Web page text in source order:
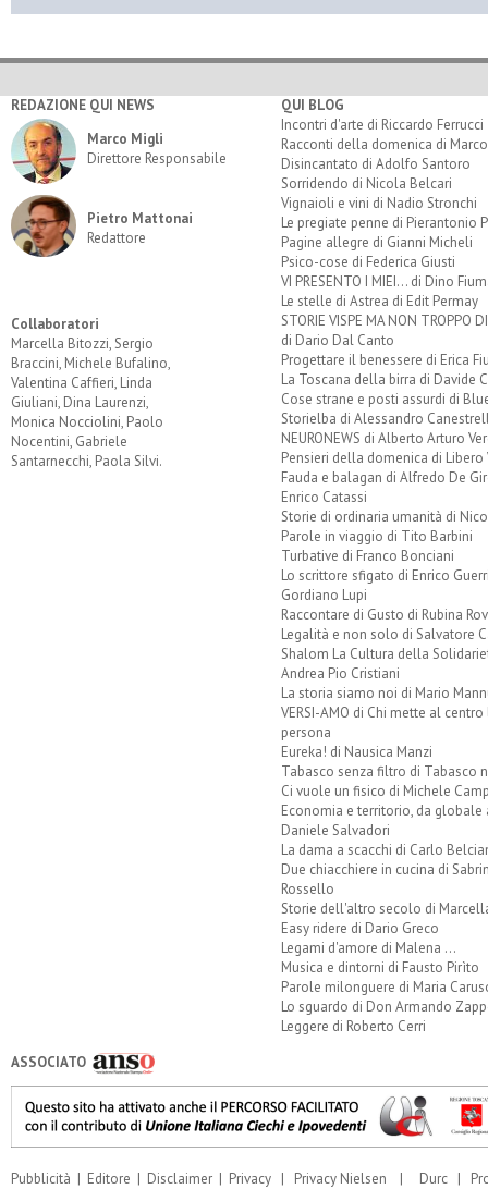
REDAZIONE QUI NEWS
Marco Migli
Direttore Responsabile
Pietro Mattonai
Redattore
Collaboratori
Marcella Bitozzi, Sergio
Braccini, Michele Bufalino,
Valentina Caffieri, Linda
Giuliani, Dina Laurenzi,
Monica Nocciolini, Paolo
Nocentini, Gabriele
Santarnecchi, Paola Silvi.
QUI BLOG
Incontri d'arte di Riccardo Ferrucci
Racconti della domenica di
Disincantato di Adolfo Santoro
Sorridendo di Nicola Belcari
Vignaioli e vini di Nadio Stronchi
Le pregiate penne di Pierantonio
Pagine allegre di Gianni Micheli
Psico-cose di Federica Giusti
VI PRESENTO I MIEI... di Dino
Le stelle di Astrea di Edit Permay
STORIE VISPE MA NON TROPPO
di Dario Dal Canto
Progettare il benessere di Erica
La Toscana della birra di Davide
Cose strane e posti assurdi di
Storielba di Alessandro
NEURONEWS di Alberto Arturo
Pensieri della domenica di Libero
Fauda e balagan di Alfredo De
Enrico Catassi
Storie di ordinaria umanità di
Parole in viaggio di Tito Barbini
Turbative di Franco Bonciani
Lo scrittore sfigato di Enrico
Gordiano Lupi
Raccontare di Gusto di Rubina
Legalità e non solo di Salvatore
Shalom La Cultura della
Andrea Pio Cristiani
La storia siamo noi di Mario
VERSI-AMO di Chi mette al centro
persona
Eureka! di Nausica Manzi
Tabasco senza filtro di Tabasco
Ci vuole un fisico di Michele
Economia e territorio, da globale
Daniele Salvadori
La dama a scacchi di Carlo
Due chiacchiere in cucina di
Rossello
Storie dell'altro secolo di
Easy ridere di Dario Greco
Legami d'amore di Malena ...
Musica e dintorni di Fausto Pirìto
Parole milonguere di Maria
Lo sguardo di Don Armando
Leggere di Roberto Cerri
ASSOCIATO
Pubblicità | Editore | Disclaimer | Privacy | Privacy Nielsen | Durc |